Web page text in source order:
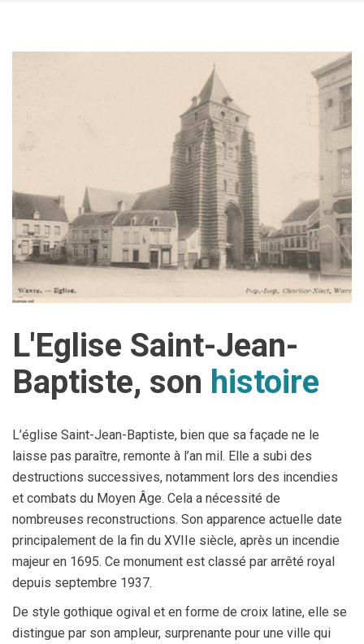
Grands chantiers
Chantiers en cours
L'Eglise Saint-Jean-
Baptiste, son histoire
L’église Saint-Jean-Baptiste, bien que sa façade ne le
laisse pas paraître, remonte à l’an mil. Elle a subi des
destructions successives, notamment lors des incendies
et combats du Moyen Âge. Cela a nécessité de
nombreuses reconstructions. Son apparence actuelle date
principalement de la fin du XVIIe siècle, après un incendie
majeur en 1695. Ce monument est classé par arrêté royal
depuis septembre 1937.
De style gothique ogival et en forme de croix latine, elle se
distingue par son ampleur, surprenante pour une ville qui